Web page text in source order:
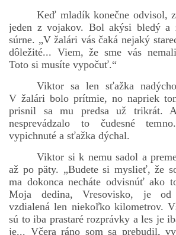
Keď mladík konečne odvisol,
jeden z vojakov. Bol akýsi bledý a
súrne. „V žalári vás čaká nejaký
dôležité... Viem, že sme vás
Toto si musíte vypočuť.“
Viktor sa len sťažka
V žalári bolo prítmie, no napriek
prisnil sa mu predsa už trikrát.
nesprevádzalo to čudesné
vypichnuté a sťažka dýchal.
Viktor si k nemu sadol a
až po päty. „Budete si myslieť, že
ma dokonca necháte odvisnúť ako
Moja dedina, Vresovisko, je od
vzdialená len niekoľko kilometrov.
sú to iba prastaré rozprávky a les je
je... Včera ráno som sa prebudil,